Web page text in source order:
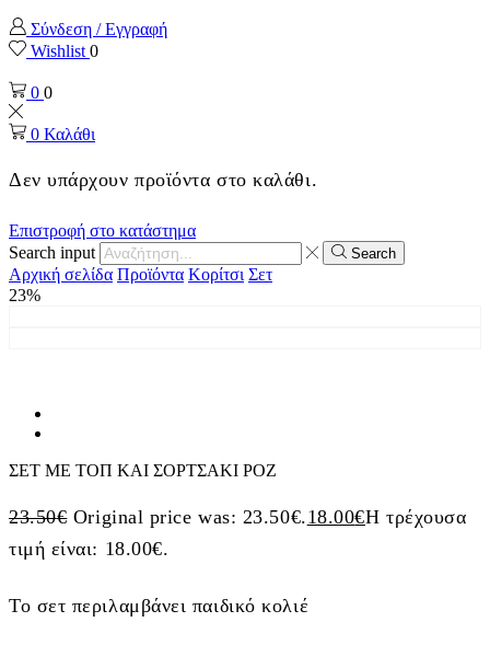
Σύνδεση / Εγγραφή
Wishlist 0
0 0
0 Καλάθι
Δεν υπάρχουν προϊόντα στο καλάθι.
Επιστροφή στο κατάστημα
Search input
Search
Αρχική σελίδα Προϊόντα Κορίτσι Σετ
23%
ΣΕΤ ΜΕ ΤΟΠ ΚΑΙ ΣΟΡΤΣΑΚΙ ΡΟΖ
23.50€ Original price was: 23.50€.18.00€Η τρέχουσα
τιμή είναι: 18.00€.
Το σετ περιλαμβάνει παιδικό κολιέ